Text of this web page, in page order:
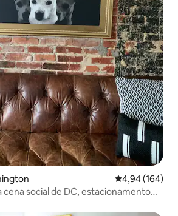
4,94 de uma
4,94 (164)
cena social de DC, estacionamento